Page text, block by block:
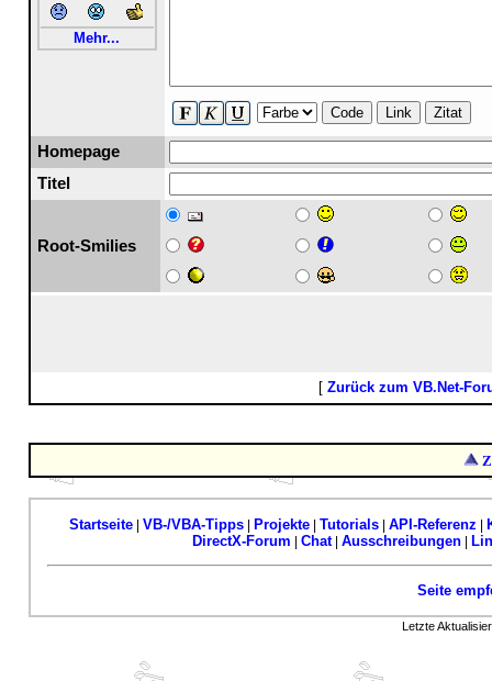
Mehr...
Code Link Zitat
Homepage
Titel
Root-Smilies
[ Zurück zum VB.Net-
Startseite| VB-/VBA-Tipps| Projekte| Tutorials| API-Referenz
DirectX-Forum
Chat| Ausschreibungen
Seite
Letzte